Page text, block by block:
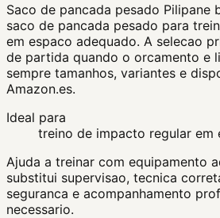
Saco de pancada pesado Pilipane
saco de pancada pesado para
em espaco adequado. A selecao
de partida quando o orcamento e
sempre tamanhos, variantes e
Amazon.es.
Ideal para
treino de impacto regular em
Ajuda a treinar com equipamento
substitui supervisao, tecnica
seguranca e acompanhamento
necessario.